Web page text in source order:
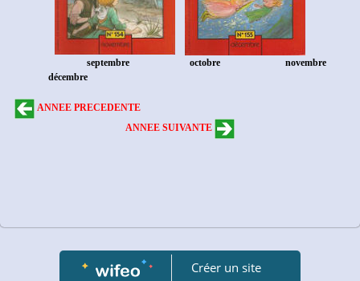
septembre octobre
novembre
décembre
ANNEE PRECEDENTE
ANNEE SUIVANTE
Créer un site